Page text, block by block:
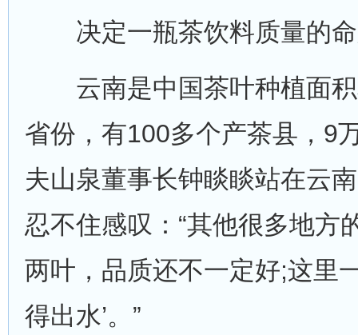
决定一瓶茶饮料质量的命
云南是中国茶叶种植面积
省份，有100多个产茶县，9
夫山泉董事长钟睒睒站在云
忍不住感叹：“其他很多地方
两叶，品质还不一定好;这里
得出水’。”